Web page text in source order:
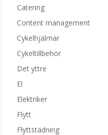
Catering
Content management
Cykelhjälmar
Cykeltillbehör
Det yttre
El
Elektriker
Flytt
Flyttstädning